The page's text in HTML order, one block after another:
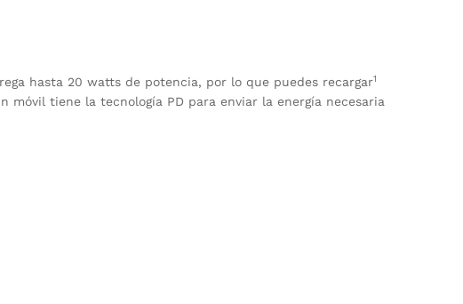
hasta 20 watts de potencia, por lo que puedes recargar1
tiene la tecnología PD para enviar la energía necesaria